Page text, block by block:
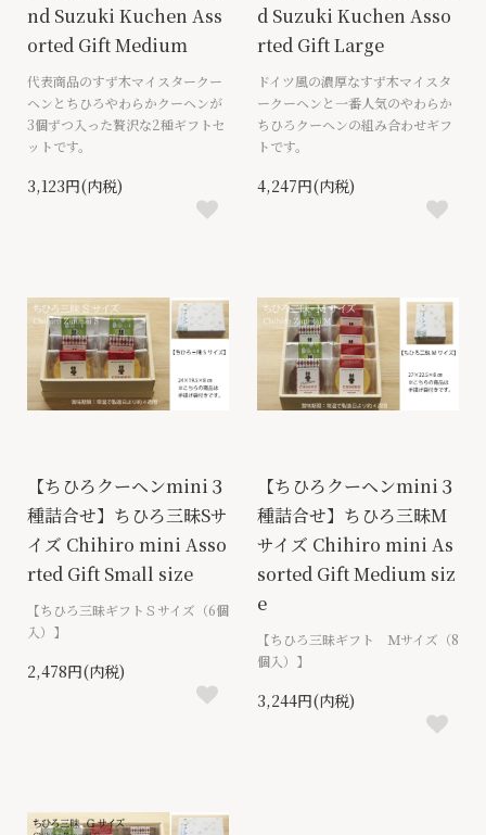
nd Suzuki Kuchen Ass
orted Gift Medium
代表商品のすず木マイスタークー
ヘンとちひろやわらかクーヘンが
3個ずつ入った贅沢な2種ギフトセ
ットです。
3,123円(内税)
d Suzuki Kuchen Asso
rted Gift Large
ドイツ風の濃厚なすず木マイスタ
ークーヘンと一番人気のやわらか
ちひろクーヘンの組み合わせギフ
トです。
4,247円(内税)
【ちひろクーヘンmini３
種詰合せ】ちひろ三昧Sサ
イズ Chihiro mini Asso
rted Gift Small size
【ちひろ三昧ギフトＳサイズ（6個
入）】
2,478円(内税)
【ちひろクーヘンmini３
種詰合せ】ちひろ三昧M
サイズ Chihiro mini As
sorted Gift Medium siz
e
【ちひろ三昧ギフト Ｍサイズ（8
個入）】
3,244円(内税)